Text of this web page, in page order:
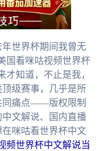
世界杯期间我曾无
国看咪咕视频世界杯
才知道，不止是我，
级赛事，几乎是所
同痛点——版权限制
文解说、国内直播
咪咕看世界杯中文
频世界杯中文解说当